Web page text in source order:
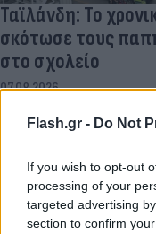
Flash.gr - Do Not
If you wish to opt-out
processing of your
targeted advertising
section to confirm
Ταϊλάνδη: Το
σκότωσε τους
στο σχολείο
07.08.2026